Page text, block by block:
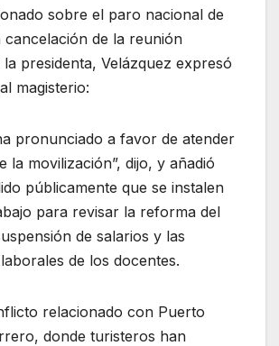
sobre el paro nacional de
cancelación de la reunión
presidenta, Velázquez expresó
magisterio:
pronunciado a favor de atender
la movilización”, dijo, y añadió
públicamente que se instalen
para revisar la reforma del
de salarios y las
de los docentes.
relacionado con Puerto
donde turisteros han